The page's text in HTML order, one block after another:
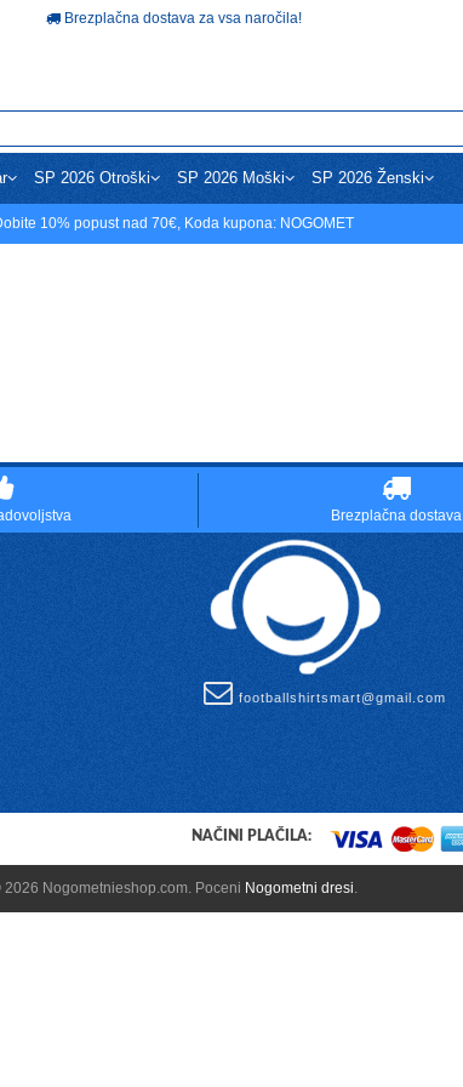
Brezplačna dostava za vsa naročila!
SP 2026 Otroški SP 2026 Moški SP 2026 Ženski
10% popust nad 70€, Koda kupona: NOGOMET
Brezplačna dostava
footballshirtsmart@gmail.com
NAČINI PLAČILA:
2026 Nogometnieshop.com. Poceni Nogometni dresi.